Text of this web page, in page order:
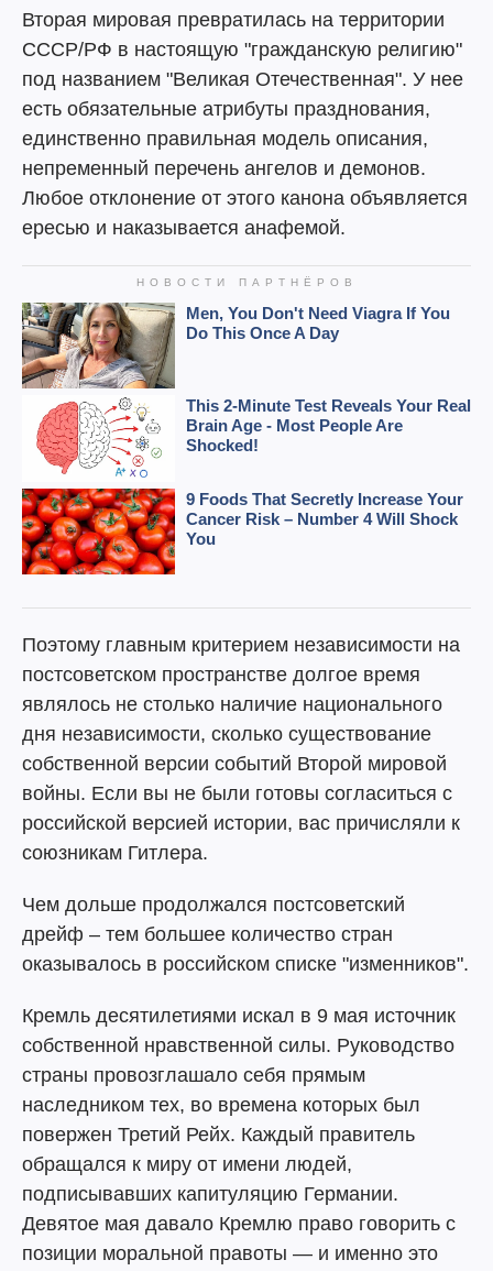
Вторая мировая превратилась на территории
СССР/РФ в настоящую "гражданскую религию"
под названием "Великая Отечественная". У нее
есть обязательные атрибуты празднования,
единственно правильная модель описания,
непременный перечень ангелов и демонов.
Любое отклонение от этого канона объявляется
ересью и наказывается анафемой.
Поэтому главным критерием независимости на
постсоветском пространстве долгое время
являлось не столько наличие национального
дня независимости, сколько существование
собственной версии событий Второй мировой
войны. Если вы не были готовы согласиться с
российской версией истории, вас причисляли к
союзникам Гитлера.
Чем дольше продолжался постсоветский
дрейф – тем большее количество стран
оказывалось в российском списке "изменников".
Кремль десятилетиями искал в 9 мая источник
собственной нравственной силы. Руководство
страны провозглашало себя прямым
наследником тех, во времена которых был
повержен Третий Рейх. Каждый правитель
обращался к миру от имени людей,
подписывавших капитуляцию Германии.
Девятое мая давало Кремлю право говорить с
позиции моральной правоты — и именно это